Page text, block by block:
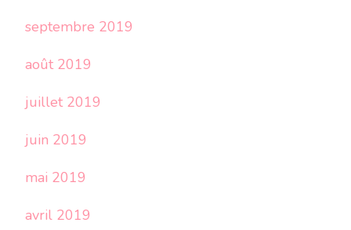
septembre 2019
août 2019
juillet 2019
juin 2019
mai 2019
avril 2019